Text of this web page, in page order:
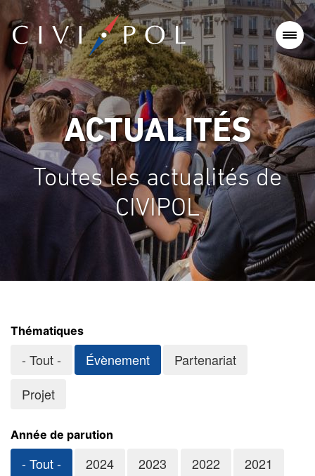
ACTUALITÉS
Toutes les actualités de
CIVIPOL
Thématiques
- Tout - Évènement
Partenariat
Projet
Année de parution
- Tout - 2024 2023 2022
2021